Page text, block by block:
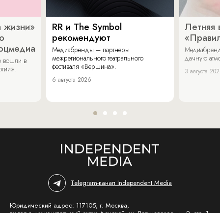
жизни»
вошли в
RR и The Symbol
рекомендуют
Медиабренды – партнеры
межрегионального театрального
фестиваля «Вершина».
6 августа 2026
Летняя
дачную
3 августа
Telegram-канал Independent Media
Юридический адрес: 117105, г. Москва,